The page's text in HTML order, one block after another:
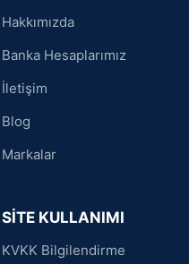
Hakkımızda
Banka Hesaplarımız
İletişim
Blog
Markalar
SİTE KULLANIMI
KVKK Bilgilendirme